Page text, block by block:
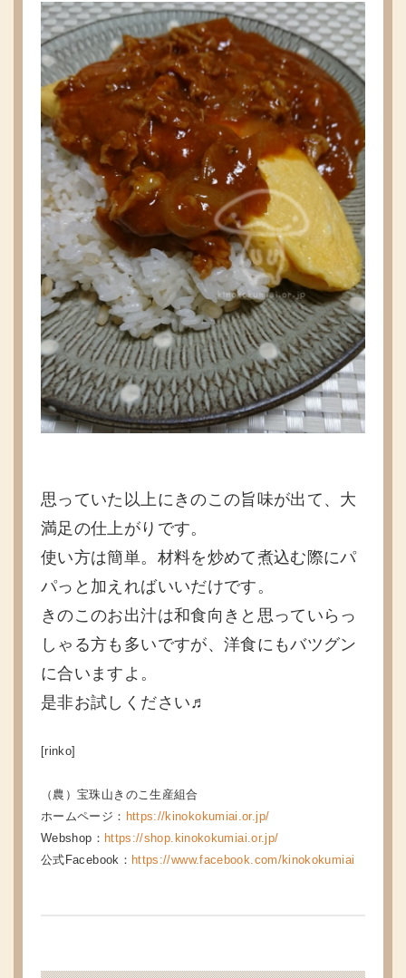
思っていた以上にきのこの旨味が出て、大
満足の仕上がりです。
使い方は簡単。材料を炒めて煮込む際にパ
パっと加えればいいだけです。
きのこのお出汁は和食向きと思っていらっ
しゃる方も多いですが、洋食にもバツグン
に合いますよ。
是非お試しください♬
[rinko]
（農）宝珠山きのこ生産組合
ホームページ： https://kinokokumiai.or.jp/
Webshop： https://shop.kinokokumiai.or.jp/
公式Facebook： https://www.facebook.com/kinokokumiai